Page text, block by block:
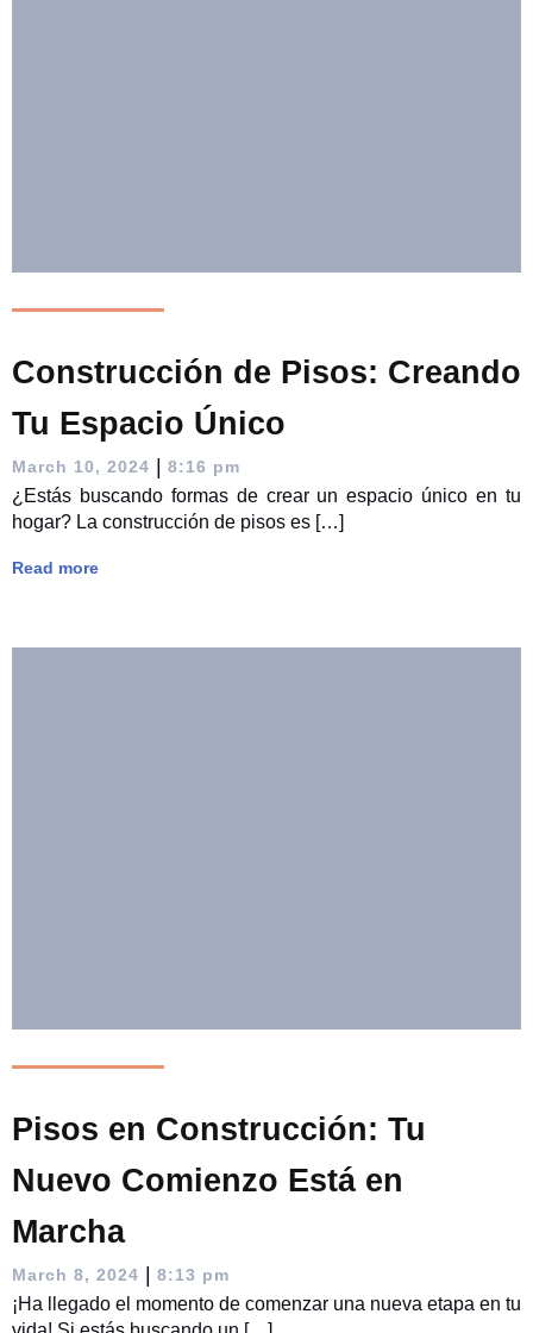
Construcción de Pisos: Creando
Tu Espacio Único
March 10, 2024 8:16 pm
¿Estás buscando formas de crear un espacio único en tu
hogar? La construcción de pisos es […]
Read more
Pisos en Construcción: Tu
Nuevo Comienzo Está en
Marcha
March 8, 2024 8:13 pm
¡Ha llegado el momento de comenzar una nueva etapa en tu